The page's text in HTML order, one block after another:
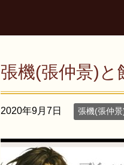
張機(張仲景)と
2020年9月7日 張機(張仲景